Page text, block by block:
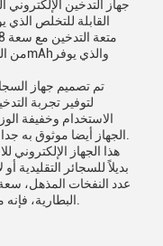
جهاز التدخين الإلكتروني
تم تصميم جهاز
لتوفير تجربة
الاستخدام وخفيفة
هذا الجهاز الإلكتروني
بديلاً للسجائر التقليدية
عدد النفخات المذهل،